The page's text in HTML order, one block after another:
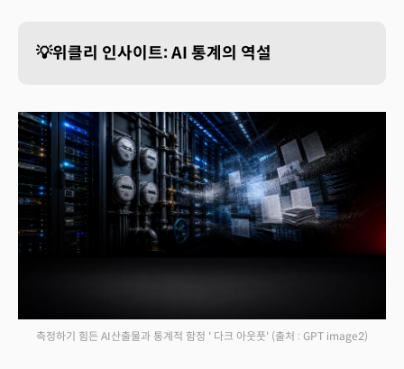
💡위클리 인사이트: AI 통계의 역설
측정하기 힘든 AI산출물과 통계적 함정 ' 다크 아웃풋' (출처 : GPT image2)